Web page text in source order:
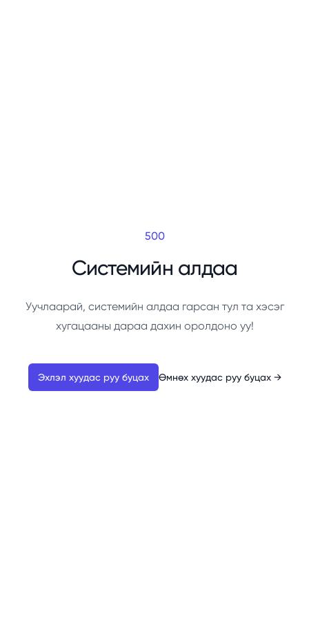
500
Системийн алдаа
Уучлаарай, системийн алдаа гарсан тул та хэсэг
хугацааны дараа дахин оролдоно уу!
Эхлэл хуудас руу буцах Өмнөх хуудас руу буцах →